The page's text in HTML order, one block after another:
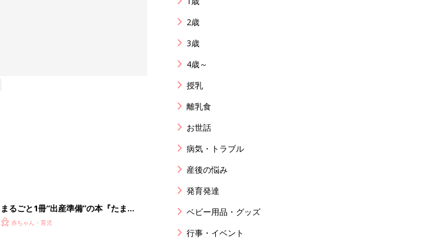
まるごと1冊“出産準備”の本『たまご
クラブ 夏号』〈スペシャル大特集〉
赤ちゃん・育児
2歳
3歳
4歳～
授乳
離乳食
お世話
病気・トラブル
産後の悩み
発育発達
ベビー用品・グッズ
行事・イベント